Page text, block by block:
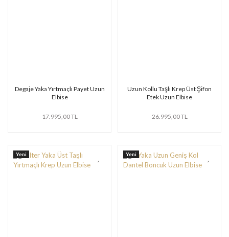
Degaje Yaka Yırtmaçlı Payet Uzun
Elbise
17.995,00 TL
Uzun Kollu Taşlı Krep Üst Şifon
Etek Uzun Elbise
26.995,00 TL
Yeni Yeni